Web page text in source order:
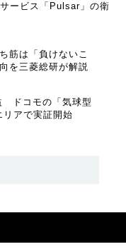
ービス「Pulsar」の衛
筋は「負けないこ
を三菱総研が解説
ドコモの「気球型
アで実証開始